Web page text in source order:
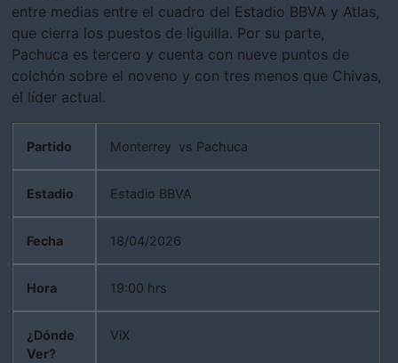
entre medias entre el cuadro del Estadio BBVA y Atlas,
que cierra los puestos de liguilla. Por su parte,
Pachuca es tercero y cuenta con nueve puntos de
colchón sobre el noveno y con tres menos que Chivas,
el líder actual.
Partido
Estadio
Fecha
Hora
¿Dónde
Ver?
Monterrey vs Pachuca
Estadio BBVA
18/04/2026
19:00 hrs
ViX